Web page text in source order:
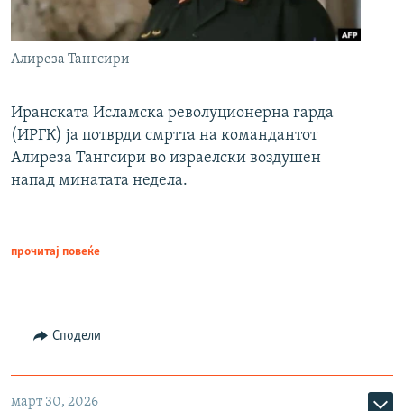
Алиреза Тангсири
Иранската Исламска револуционерна гарда
(ИРГК) ја потврди смртта на командантот
Алиреза Тангсири во израелски воздушен
напад минатата недела.
прочитај повеќе
Сподели
март 30, 2026